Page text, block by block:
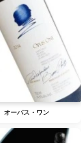
オーパス・ワン